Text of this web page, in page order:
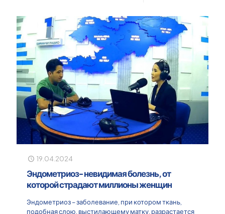
19.04.2024
Эндометриоз- невидимая болезнь, от
которой страдают миллионы женщин
Эндометриоз – заболевание, при котором ткань,
подобная слою, выстилающему матку, разрастается